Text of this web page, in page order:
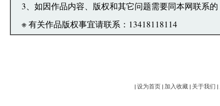
3、如因作品内容、版权和其它问题需要同本网联系
※ 有关作品版权事宜请联系：13418118114
|设为首页|加入收藏| 关于我们 |